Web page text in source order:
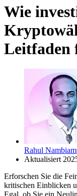
Wie
Leitfaden
Rahul
Aktualisiert
Erforschen Sie die
kritischen Einblicken
Egal, ob Sie ein